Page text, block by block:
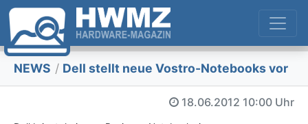
NEWS / Dell stellt neue Vostro-Notebooks vor
18.06.2012 10:00 Uhr